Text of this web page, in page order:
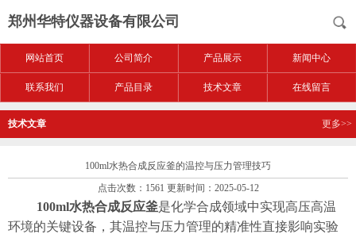
郑州华特仪器设备有限公司
网站首页 公司简介 产品展示 新闻中心
联系我们 产品目录 技术文章 在线留言
技术文章 更多>>
100ml水热合成反应釜的温控与压力管理技巧
点击次数：1561 更新时间：2025-05-12
100ml水热合成反应釜是化学合成领域中实现高压高温
环境的关键设备，其温控与压力管理的精准性直接影响实验